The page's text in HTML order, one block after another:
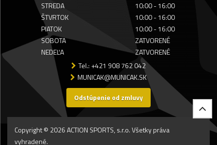
STREDA
10:00 - 16:00
ŠTVRTOK
10:00 - 16:00
PIATOK
10:00 - 16:00
SOBOTA
ZATVORENÉ
NEDEĽA
ZATVORENÉ
Tel.: +421 908 762 042
MUNICAK@MUNICAK.SK
Odstúpenie od zmluvy
Copyright © 2026 ACTION SPORTS, s.r.o. Všetky práva
vyhradené.